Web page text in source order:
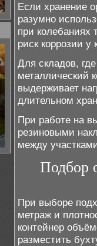
Если хранение
разумно
при колебаниях
риск коррозии у
Для складов,
металлический
выдерживает
длительном
При работе на
резиновыми
между
Подбор
При выборе
метраж и
контейнер
разместить